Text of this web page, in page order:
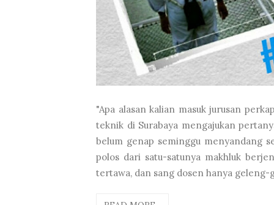
"Apa alasan kalian masuk jurusan
teknik di Surabaya mengajukan
belum genap seminggu menyandang
polos dari satu-satunya makhluk
tertawa, dan sang dosen hanya